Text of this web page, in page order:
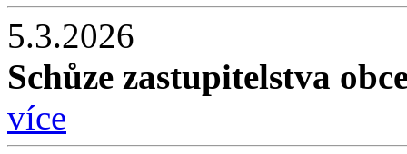
5.3.2026
Schůze zastupitelstva
více